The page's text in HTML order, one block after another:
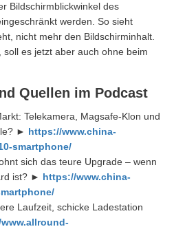
Bildschirmblickwinkel des
werden. So sieht
nicht mehr den Bildschirminhalt.
es jetzt aber auch ohne beim
Quellen im Podcast
Telekamera, Magsafe-Klon und
► https://www.china-
smartphone/
sich das teure Upgrade – wenn
ist? ► https://www.china-
Laufzeit, schicke Ladestation